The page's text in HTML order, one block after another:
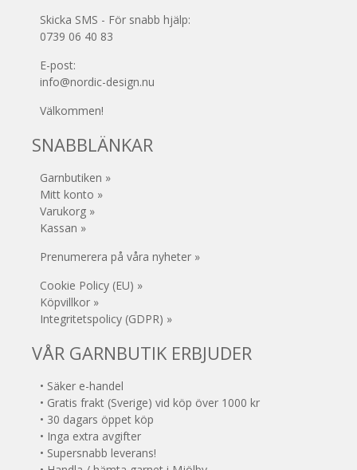
Skicka SMS - För snabb hjälp:
0739 06 40 83
E-post:
info@nordic-design.nu
Välkommen!
SNABBLÄNKAR
Garnbutiken »
Mitt konto »
Varukorg »
Kassan »
Prenumerera på våra nyheter »
Cookie Policy (EU) »
Köpvillkor »
Integritetspolicy (GDPR) »
VÅR GARNBUTIK ERBJUDER
• Säker e-handel
• Gratis frakt (Sverige) vid köp över 1000 kr
• 30 dagars öppet köp
• Inga extra avgifter
• Supersnabb leverans!